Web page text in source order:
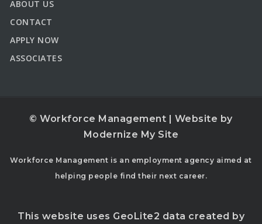
ABOUT US
CONTACT
APPLY NOW
ASSOCIATES
© Workforce Management | Website by
Modernize My Site
Workforce Management is an employment agency aimed at
helping people find their next career.
This website uses GeoLite2 data created by